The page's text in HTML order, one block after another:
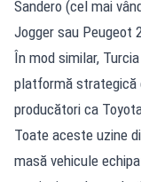
Sandero (cel mai
Jogger sau Peugeot
În mod similar,
platformă strategică
producători ca
Toate aceste uzine
masă vehicule